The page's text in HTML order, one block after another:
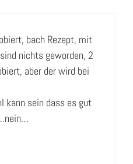
bach Rezept, mit
nichts geworden, 2
aber der wird bei
kann sein dass es gut